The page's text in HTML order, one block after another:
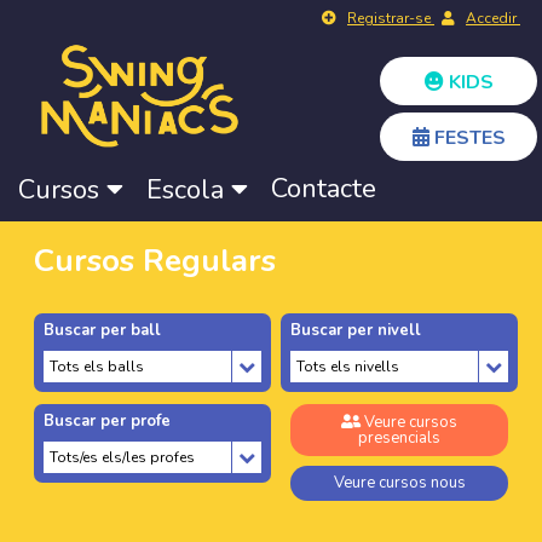
Registrar-se Accedir
KIDS
FESTES
Cursos Escola Contacte
Cursos Regulars
Buscar per ball Buscar per nivell
Buscar per profe Veure cursos
presencials
Veure cursos nous